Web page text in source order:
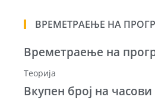
ВРЕМЕТРАЕЊЕ НА
Времетраење на
Теорија
Вкупен број на часови